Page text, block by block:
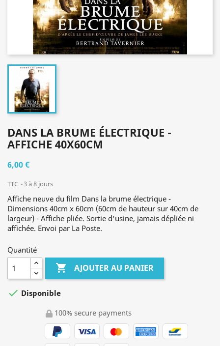
DANS LA BRUME ÉLECTRIQUE -
AFFICHE 40X60CM
6,00 €
TTC 3 à 8 jours
Affiche neuve du film Dans la brume électrique -
Dimensions 40cm x 60cm (60cm de hauteur sur 40cm de
largeur) - Affiche pliée. Sortie d'usine, jamais dépliée ni
affichée. Envoi par La Poste.
Quantité
 AJOUTER AU PANIER
 Disponible
100% secure payments